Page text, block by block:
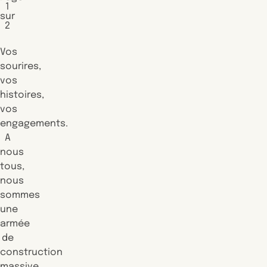
1
sur
2
Vos
sourires,
vos
histoires,
vos
engagements.
A
nous
tous,
nous
sommes
une
armée
de
construction